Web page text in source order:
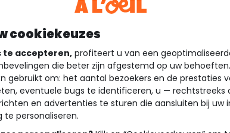
cookiekeuzes
te accepteren, profiteert u van een
die beter zijn afgestemd op uw
gebruikt om: het aantal bezoekers en de prestaties
eventuele bugs te identificeren, u — rechtstreeks
en advertenties te sturen die aansluiten bij uw
te personaliseren.